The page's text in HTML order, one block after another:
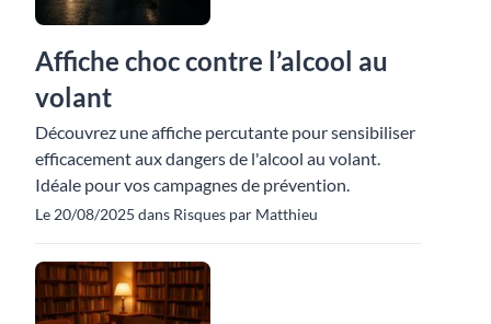
Affiche choc contre l’alcool au
volant
Découvrez une affiche percutante pour sensibiliser
efficacement aux dangers de l'alcool au volant.
Idéale pour vos campagnes de prévention.
Le 20/08/2025 dans Risques par Matthieu